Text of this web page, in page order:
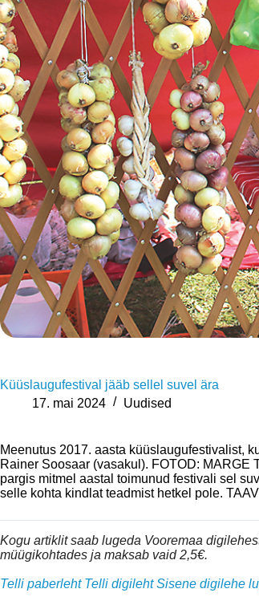
Küüslaugufestival jääb sellel suvel ära
17. mai 2024
Uudised
Meenutus 2017. aasta küüslaugufestivalist,
Rainer Soosaar (vasakul). FOTOD:
pargis mitmel aastal toimunud festivali sel
selle kohta kindlat teadmist hetkel pole.
Kogu artiklit saab lugeda Vooremaa
müügikohtades ja maksab vaid 2,5€.
Telli paberleht Telli digilehtSisene digilehe